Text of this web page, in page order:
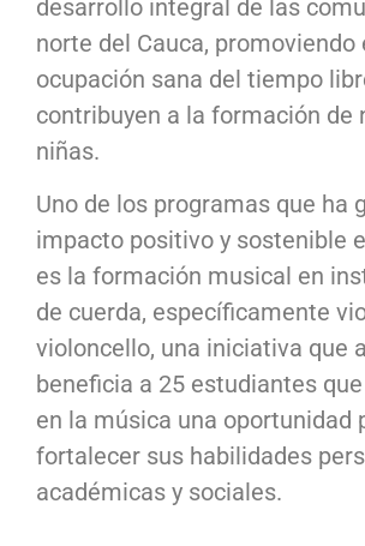
desarrollo integral de las
norte del Cauca, promoviendo
ocupación sana del tiempo
contribuyen a la formación de
niñas.
Uno de los programas que ha
impacto positivo y sostenible
es la formación musical en
de cuerda, específicamente
violoncello, una iniciativa que
beneficia a 25 estudiantes
en la música una oportunidad
fortalecer sus habilidades
académicas y sociales.